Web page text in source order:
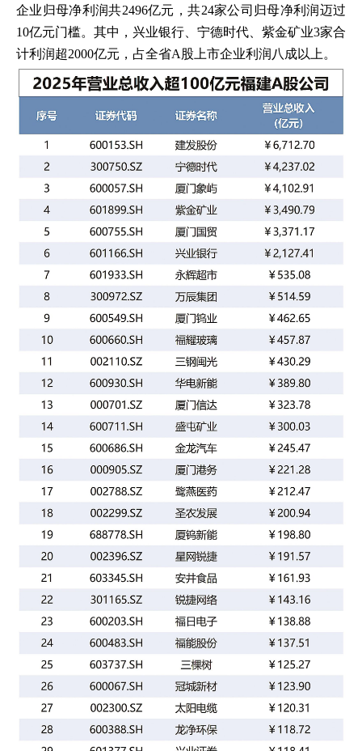
企业归母净利润共2496亿元，共24家公司归母净利润迈过
10亿元门槛。其中，兴业银行、宁德时代、紫金矿业3家合
计利润超2000亿元，占全省A股上市企业利润八成以上。